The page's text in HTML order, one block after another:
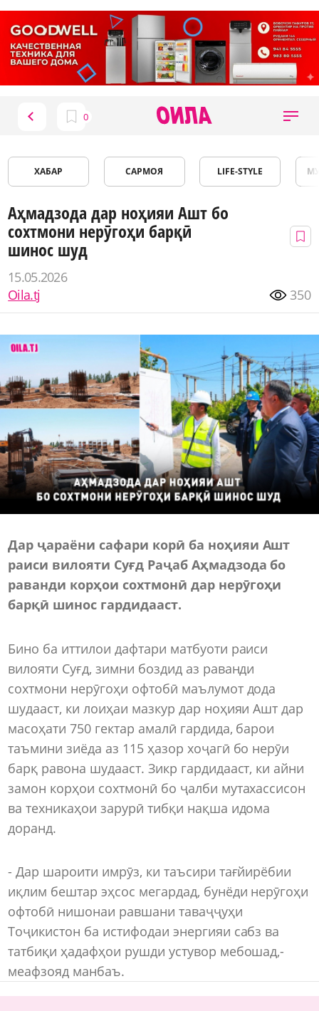
ХАБАР САРМОЯ LIFE-STYLE
Аҳмадзода дар ноҳияи Ашт бо
сохтмони нерӯгоҳи барқӣ
шинос шуд
15.05.2026
Oila.tj
350
Дар ҷараёни сафари корӣ ба ноҳияи Ашт
раиси вилояти Суғд Раҷаб Аҳмадзода бо
раванди корҳои сохтмонӣ дар нерӯгоҳи
барқӣ шинос гардидааст.
Бино ба иттилои дафтари матбуоти раиси
вилояти Суғд, зимни боздид аз раванди
сохтмони нерӯгоҳи офтобӣ маълумот дода
шудааст, ки лоиҳаи мазкур дар ноҳияи Ашт дар
масоҳати 750 гектар амалӣ гардида, барои
таъмини зиёда аз 115 ҳазор хоҷагӣ бо нерӯи
барқ равона шудааст. Зикр гардидааст, ки айни
замон корҳои сохтмонӣ бо ҷалби мутахассисон
ва техникаҳои зарурӣ тибқи нақша идома
доранд.
- Дар шароити имрӯз, ки таъсири тағйирёбии
иқлим бештар эҳсос мегардад, бунёди нерӯгоҳи
офтобӣ нишонаи равшани таваҷҷуҳи
Тоҷикистон ба истифодаи энергияи сабз ва
татбиқи ҳадафҳои рушди устувор мебошад,-
меафзояд манбаъ.